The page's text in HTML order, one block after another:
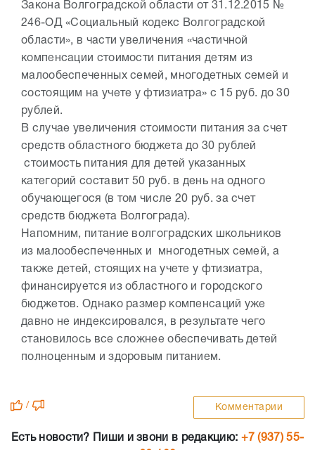
Закона Волгоградской области от 31.12.2015 №
246-ОД «Социальный кодекс Волгоградской
области», в части увеличения «частичной
компенсации стоимости питания детям из
малообеспеченных семей, многодетных семей и
состоящим на учете у фтизиатра» с 15 руб. до 30
рублей.
В случае увеличения стоимости питания за счет
средств областного бюджета до 30 рублей
стоимость питания для детей указанных
категорий составит 50 руб. в день на одного
обучающегося (в том числе 20 руб. за счет
средств бюджета Волгограда).
Напомним, питание волгоградских школьников
из малообеспеченных и многодетных семей, а
также детей, стоящих на учете у фтизиатра,
финансируется из областного и городского
бюджетов. Однако размер компенсаций уже
давно не индексировался, в результате чего
становилось все сложнее обеспечивать детей
полноценным и здоровым питанием.
/ Комментарии
Есть новости? Пиши и звони в редакцию: +7 (937) 55-